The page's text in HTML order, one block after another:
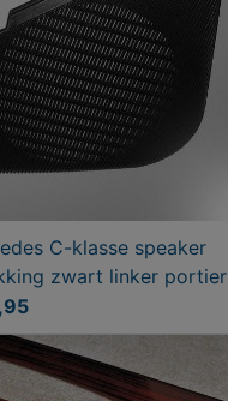
C-klasse speaker
zwart linker portier